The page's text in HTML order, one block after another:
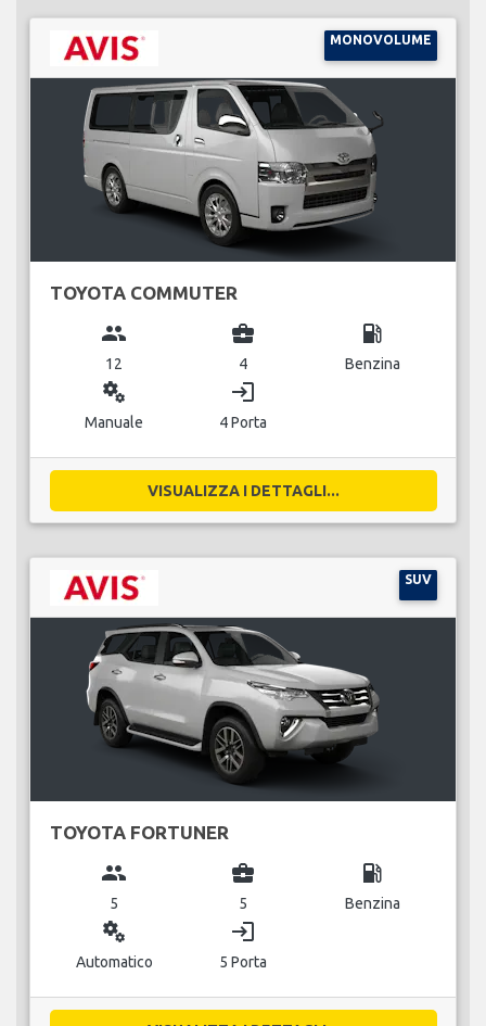
MONOVOLUME
TOYOTA COMMUTER
group
12
business_center
4
local_gas_station
Benzina
miscellaneous_services
Manuale
login
4 Porta
VISUALIZZA I DETTAGLI...
SUV
TOYOTA FORTUNER
group
5
business_center
5
local_gas_station
Benzina
miscellaneous_services
Automatico
login
5 Porta